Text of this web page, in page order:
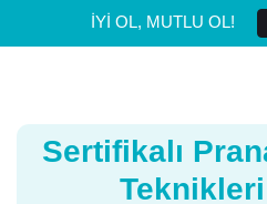
İYİ OL, MUTLU OL!
Sertifikalı